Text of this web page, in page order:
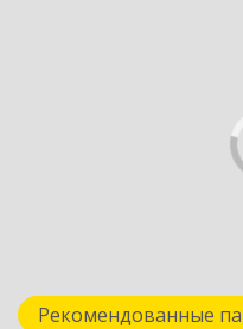
Рекомендованные